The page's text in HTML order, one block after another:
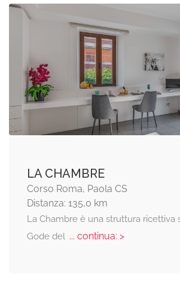
LA CHAMBRE
Corso Roma, Paola CS
Distanza: 135,0 km
La Chambre è una struttura ricettiva
Gode del... continua: >